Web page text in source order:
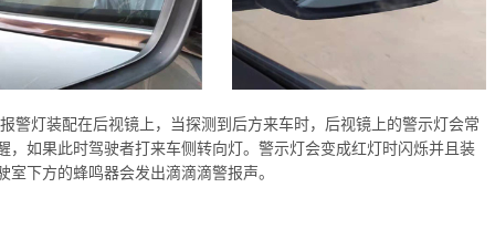
装配在后视镜上，当探测到后方来车时，后视镜上的警示灯会常
，如果此时驾驶者打来车侧转向灯。警示灯会变成红灯时闪烁并且装
室下方的蜂鸣器会发出滴滴滴警报声。